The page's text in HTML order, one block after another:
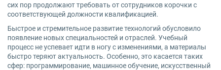
сих пор продолжают требовать от сотрудников корочки с
соответствующей должности квалификацией.
Быстрое и стремительное развитие технологий обусловило
появление новых специальностей и отраслей. Учебный
процесс не успевает идти в ногу с изменениями, а материалы
быстро теряют актуальность. Особенно, это касается таких
сфер: программирование, машинное обучение, искусственный